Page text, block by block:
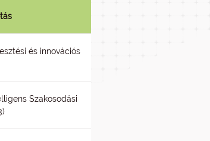
és innovációs
Szakosodási